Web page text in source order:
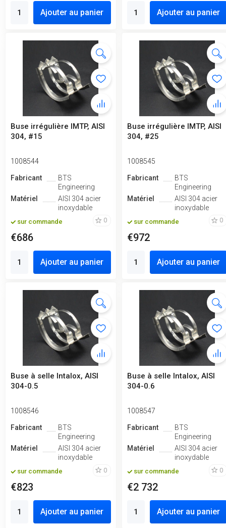
Ajouter au panier Ajouter au panier
Buse irrégulière IMTP, AISI
304, #15
1008544
Fabricant
BTS
Engineering
Matériel
AISI 304 acier
inoxydable
sur commande 0
€686
Ajouter au panier
Buse irrégulière IMTP, AISI
304, #25
1008545
Fabricant
BTS
Engineering
Matériel
AISI 304 acier
inoxydable
sur commande 0
€972
Ajouter au panier
Buse à selle Intalox, AISI
304-0.5
1008546
Fabricant
BTS
Engineering
Matériel
AISI 304 acier
inoxydable
sur commande 0
€823
Ajouter au panier
Buse à selle Intalox, AISI
304-0.6
1008547
Fabricant
BTS
Engineering
Matériel
AISI 304 acier
inoxydable
sur commande 0
€2 732
Ajouter au panier